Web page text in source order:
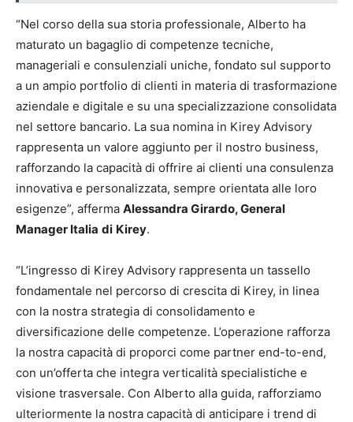
“Nel corso della sua storia professionale, Alberto ha
maturato un bagaglio di competenze tecniche,
manageriali e consulenziali uniche, fondato sul supporto
a un ampio portfolio di clienti in materia di trasformazione
aziendale e digitale e su una specializzazione consolidata
nel settore bancario. La sua nomina in Kirey Advisory
rappresenta un valore aggiunto per il nostro business,
rafforzando la capacità di offrire ai clienti una consulenza
innovativa e personalizzata, sempre orientata alle loro
esigenze”, afferma Alessandra Girardo, General
Manager Italia di Kirey.
“L’ingresso di Kirey Advisory rappresenta un tassello
fondamentale nel percorso di crescita di Kirey, in linea
con la nostra strategia di consolidamento e
diversificazione delle competenze. L’operazione rafforza
la nostra capacità di proporci come partner end-to-end,
con un’offerta che integra verticalità specialistiche e
visione trasversale. Con Alberto alla guida, rafforziamo
ulteriormente la nostra capacità di anticipare i trend di